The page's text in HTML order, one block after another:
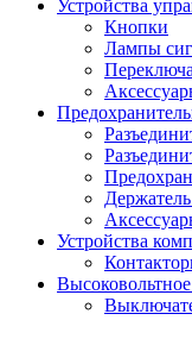
Устройства
Кнопки
Лампы
Устройства